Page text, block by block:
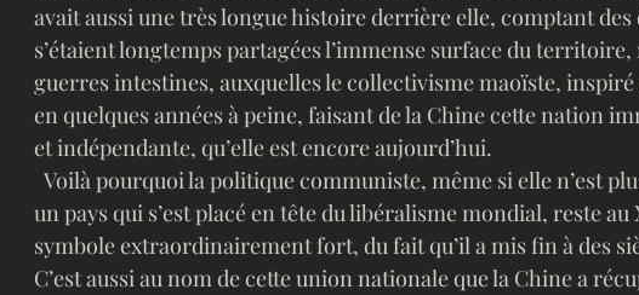
avait aussi une très longue histoire derrière elle, comptant
s’étaient longtemps partagées l’immense surface du
guerres intestines, auxquelles le collectivisme maoïste,
en quelques années à peine, faisant de la Chine cette nation
et indépendante, qu’elle est encore aujourd’hui.
un pays qui s’est placé en tête du libéralisme mondial, reste
symbole extraordinairement fort, du fait qu’il a mis fin à des
C’est aussi au nom de cette union nationale que la Chine a